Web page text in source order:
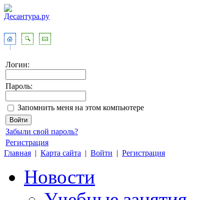
Логин:
Пароль:
Запомнить меня на этом компьютере
Забыли свой пароль?
Регистрация
Главная | Карта сайта | Войти | Регистрация
Новости